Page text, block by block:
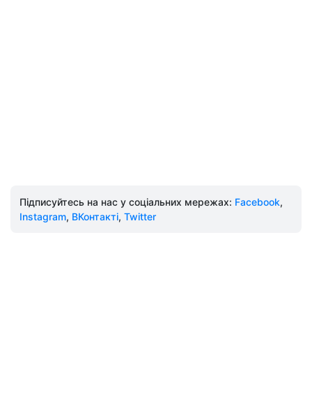
Підписуйтесь на нас у соціальних мережах: Facebook,
Instagram, ВКонтакті, Twitter